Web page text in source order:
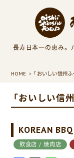
長寿日本一の恵み。
HOME 「おいしい信州ふ
「おいしい信
KOREAN
飲食店 / 焼肉店